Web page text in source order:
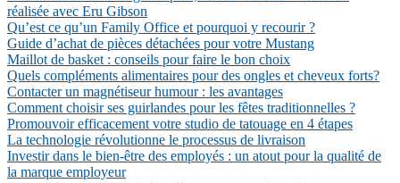
réalisée avec Eru Gibson
Qu’est ce qu’un Family Office et pourquoi y recourir ?
Guide d’achat de pièces détachées pour votre Mustang
Maillot de basket : conseils pour faire le bon choix
Quels compléments alimentaires pour des ongles et cheveux forts?
Contacter un magnétiseur humour : les avantages
Comment choisir ses guirlandes pour les fêtes traditionnelles ?
Promouvoir efficacement votre studio de tatouage en 4 étapes
La technologie révolutionne le processus de livraison
Investir dans le bien-être des employés : un atout pour la qualité de
la marque employeur